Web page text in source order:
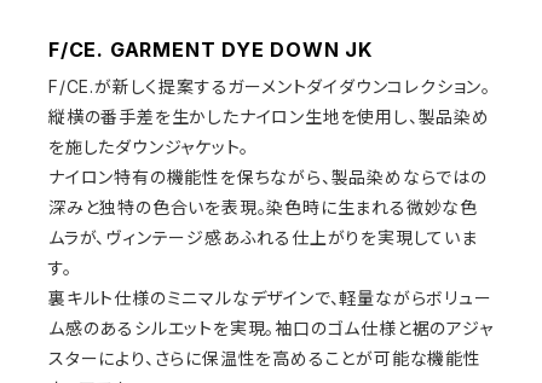
F/CE. GARMENT DYE DOWN JK
F/CE.が新しく提案するガーメントダイダウンコレクション。
縦横の番手差を生かしたナイロン生地を使用し、製品染め
を施したダウンジャケット。
ナイロン特有の機能性を保ちながら、製品染めならではの
深みと独特の色合いを表現。染色時に生まれる微妙な色
ムラが、ヴィンテージ感あふれる仕上がりを実現していま
す。
裏キルト仕様のミニマルなデザインで、軽量ながらボリュー
ム感のあるシルエットを実現。袖口のゴム仕様と裾のアジャ
スターにより、さらに保温性を高めることが可能な機能性